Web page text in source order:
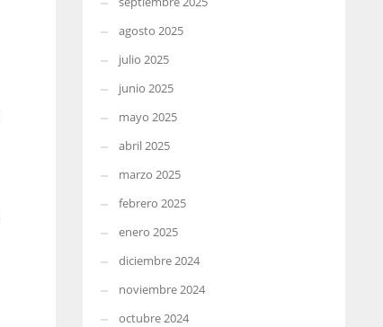
agosto 2025
julio 2025
junio 2025
mayo 2025
abril 2025
marzo 2025
febrero 2025
enero 2025
diciembre 2024
noviembre 2024
octubre 2024